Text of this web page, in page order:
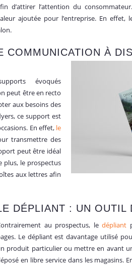
d’attirer l’attention du
ajoutée pour l’entreprise. En effet,
COMMUNICATION À
évoqués
peut être en recto
aux besoins des
ce support est
En effet, le
transmettre des
peut être idéal
plus, le prospectus
aux lettres afin
DÉPLIANT : UN OUTIL
au prospectus, le dépliant
Le dépliant est davantage utilisé
produit particulier ou mettre en avant
en libre service dans les magasins.